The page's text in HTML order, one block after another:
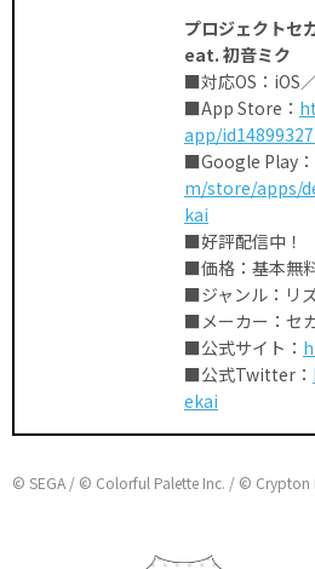
プロジェクトセ
eat. 初音ミク
■対応OS：iOS
■App Store：
app/
■Google Play：
m/store/apps/
kai
■好評配信中！
■価格：基本無
■ジャンル：リ
■メーカー：セ
■公式サイト：
■公式Twitter：
ekai
© SEGA / © Colorful Palette Inc. / © Crypton